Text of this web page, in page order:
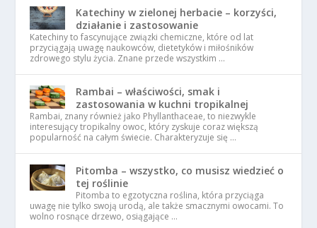
Katechiny w zielonej herbacie – korzyści,
działanie i zastosowanie
Katechiny to fascynujące związki chemiczne, które od lat
przyciągają uwagę naukowców, dietetyków i miłośników
zdrowego stylu życia. Znane przede wszystkim …
Rambai – właściwości, smak i
zastosowania w kuchni tropikalnej
Rambai, znany również jako Phyllanthaceae, to niezwykle
interesujący tropikalny owoc, który zyskuje coraz większą
popularność na całym świecie. Charakteryzuje się …
Pitomba – wszystko, co musisz wiedzieć o
tej roślinie
Pitomba to egzotyczna roślina, która przyciąga
uwagę nie tylko swoją urodą, ale także smacznymi owocami. To
wolno rosnące drzewo, osiągające …